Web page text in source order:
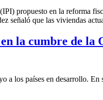
propuesto en la reforma
señaló que las viviendas
la cumbre de la
los países en desarrollo.